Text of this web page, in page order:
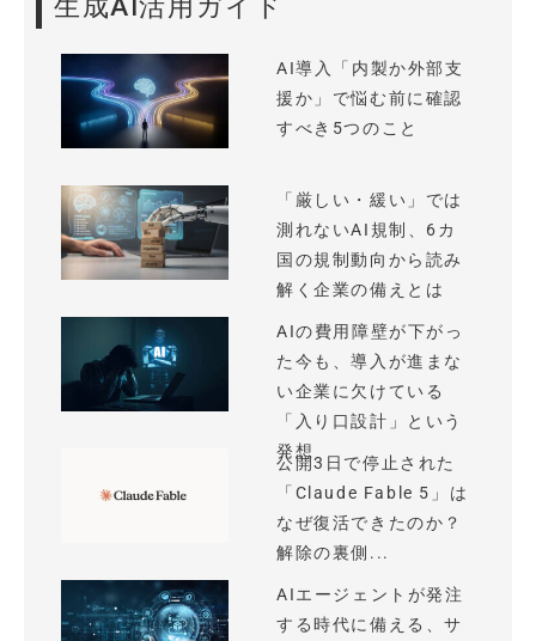
生成AI活用ガイド
AI導入「内製か外部支
援か」で悩む前に確認
すべき5つのこと
「厳しい・緩い」では
測れないAI規制、6カ
国の規制動向から読み
解く企業の備えとは
AIの費用障壁が下がっ
た今も、導入が進まな
い企業に欠けている
「入り口設計」という
発想
公開3日で停止された
「Claude Fable 5」は
なぜ復活できたのか？
解除の裏側...
AIエージェントが発注
する時代に備える、サ